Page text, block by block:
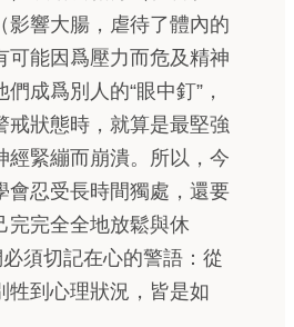
影響大腸，虐待了體內的
可能因爲壓力而危及精神
成爲別人的“眼中釘”，
戒狀態時，就算是最堅強
經緊繃而崩潰。所以，今
會忍受長時間獨處，還要
完完全全地放鬆與休
必須切記在心的警語：從
牲到心理狀況，皆是如